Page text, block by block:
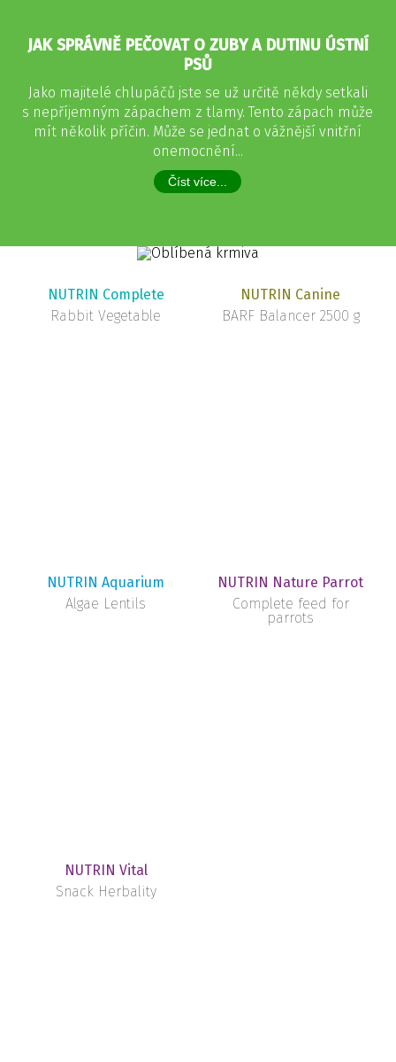
JAK SPRÁVNĚ PEČOVAT O ZUBY A DUTINU ÚSTNÍ
PSŮ
Jako majitelé chlupáčů jste se už určitě někdy setkali
s nepříjemným zápachem z tlamy. Tento zápach může
mít několik příčin. Může se jednat o vážnější vnitřní
onemocnění...
Číst více...
NUTRIN Complete
Rabbit Vegetable
NUTRIN Canine
BARF Balancer 2500 g
NUTRIN Aquarium
Algae Lentils
NUTRIN Nature Parrot
Complete feed for
parrots
NUTRIN Vital
Snack Herbality